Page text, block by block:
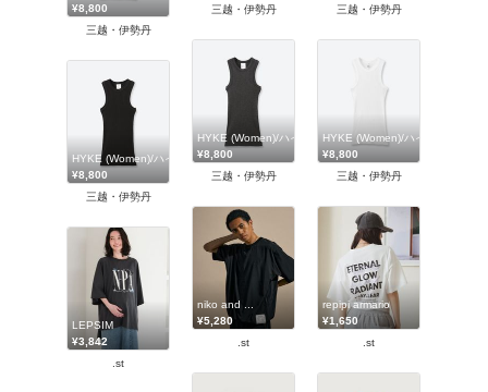
三越・伊勢丹
三越・伊勢丹
¥8,800
三越・伊勢丹
HYKE (Women)/ハイク
¥8,800
三越・伊勢丹
HYKE (Women)/ハイク
¥8,800
三越・伊勢丹
HYKE (Women)/ハイク
¥8,800
三越・伊勢丹
niko and ...
¥5,280
.st
repipi armario
¥1,650
.st
LEPSIM
¥3,842
.st